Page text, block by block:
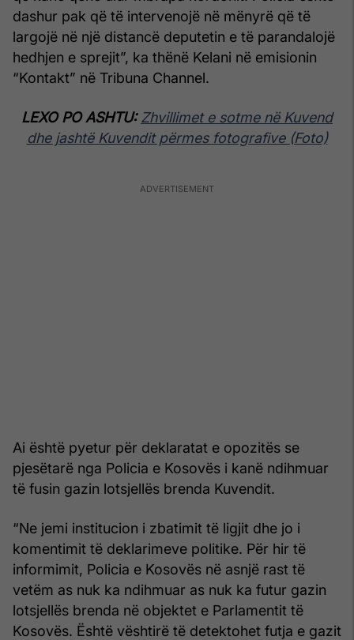
dashur pak që të intervenojë në mënyrë që të
largojë në një distancë deputetin e të parandalojë
hedhjen e sprejit”, ka thënë Kelani në emisionin
“Kontakt” në Tribuna Channel.
LEXO PO ASHTU: Zhvillimet e sotme në Kuvend
dhe jashtë Kuvendit përmes fotografive (Foto)
Ai është pyetur për deklaratat e opozitës se
pjesëtarë nga Policia e Kosovës i kanë ndihmuar
të fusin gazin lotsjellës brenda Kuvendit.
“Ne jemi institucion i zbatimit të ligjit dhe jo i
komentimit të deklarimeve politike. Për hir të
informimit, Policia e Kosovës në asnjë rast të
vetëm as nuk ka ndihmuar as nuk ka futur gazin
lotsjellës brenda në objektet e Parlamentit të
Kosovës. Është vështirë të detektohet futja e gazit